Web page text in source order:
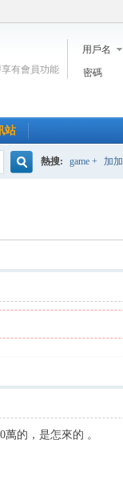
用戶名
密碼
有會員功能
站
熱搜: game + 加加
的，是怎來的 。